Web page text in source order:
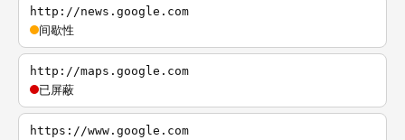
http://news.google.com
间歇性
http://maps.google.com
已屏蔽
https://www.google.com